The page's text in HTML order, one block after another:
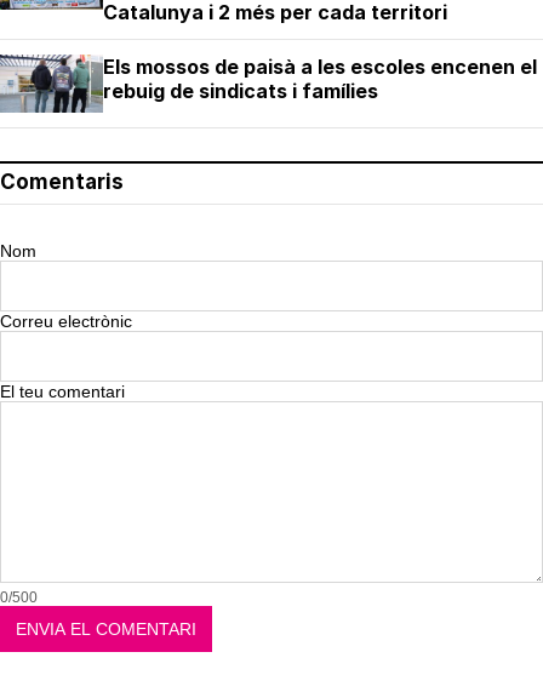
Catalunya i 2 més per cada territori
Els mossos de paisà a les escoles encenen el
rebuig de sindicats i famílies
Comentaris
Nom
Correu electrònic
El teu comentari
0/500